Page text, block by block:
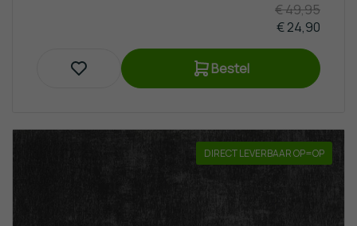
€ 49,95
€ 24,90
Bestel
DIRECT LEVERBAAR OP=OP